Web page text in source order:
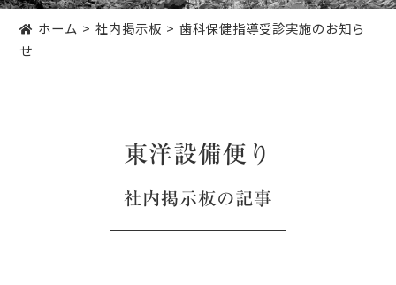
ホーム 社内掲示板
歯科保健指導受診実施のお知ら
せ
東洋設備便り
社内掲示板の記事